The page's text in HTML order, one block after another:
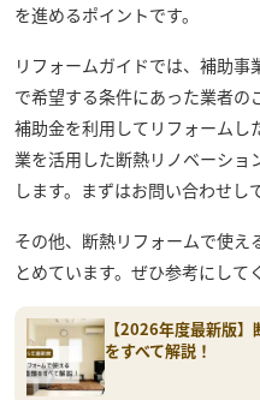
を進めるポイントです。
リフォームガイドでは、補助
で希望する条件にあった業者の
補助金を利用してリフォームし
業を活用した断熱リノベーショ
します。まずはお問い合わせし
その他、断熱リフォームで使え
とめています。ぜひ参考にして
【2026年度最新版
をすべて解説！